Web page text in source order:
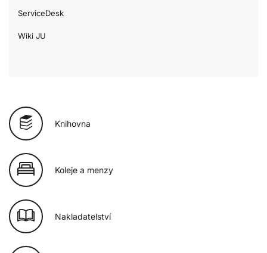
ServiceDesk
Wiki JU
Knihovna
Koleje a menzy
Nakladatelství